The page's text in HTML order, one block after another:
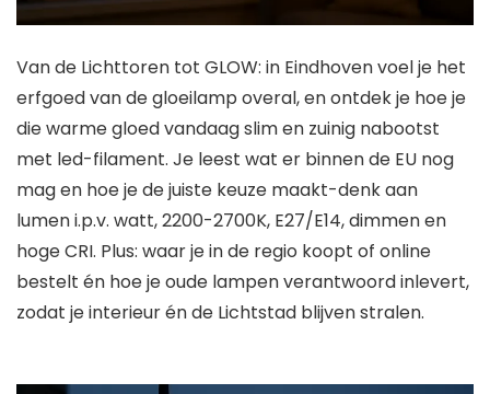
Van de Lichttoren tot GLOW: in Eindhoven voel je het
erfgoed van de gloeilamp overal, en ontdek je hoe je
die warme gloed vandaag slim en zuinig nabootst
met led-filament. Je leest wat er binnen de EU nog
mag en hoe je de juiste keuze maakt-denk aan
lumen i.p.v. watt, 2200-2700K, E27/E14, dimmen en
hoge CRI. Plus: waar je in de regio koopt of online
bestelt én hoe je oude lampen verantwoord inlevert,
zodat je interieur én de Lichtstad blijven stralen.